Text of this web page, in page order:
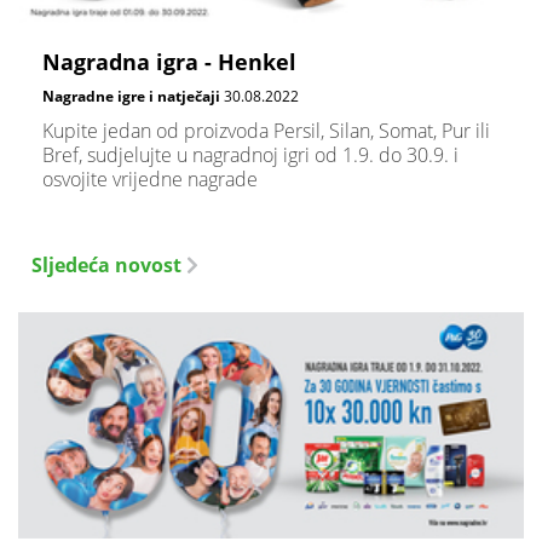
Nagradna igra - Henkel
Nagradne igre i natječaji 30.08.2022
Kupite jedan od proizvoda Persil, Silan, Somat, Pur ili
Bref, sudjelujte u nagradnoj igri od 1.9. do 30.9. i
osvojite vrijedne nagrade
Sljedeća novost